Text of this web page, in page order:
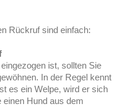
Rückruf sind einfach:
ist, sollten Sie
In der Regel kennt
es ein Welpe, wird er sich
einen Hund aus dem